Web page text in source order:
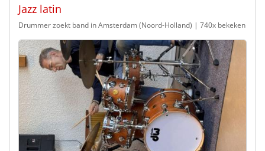
Jazz latin
Drummer zoekt band in Amsterdam (Noord-Holland) | 740x bekeken